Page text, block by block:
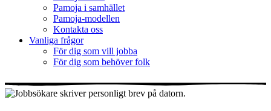
Pamoja i samhället
Pamoja-modellen
Kontakta oss
Vanliga frågor
För dig som vill jobba
För dig som behöver folk